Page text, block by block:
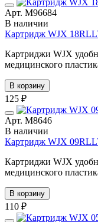
Арт. М96684
В наличии
Картридж WJX
Картриджи WJX
медицинского
В корзину
125 ₽
Арт. М8646
В наличии
Картридж WJX
Картриджи WJX
медицинского
В корзину
110 ₽